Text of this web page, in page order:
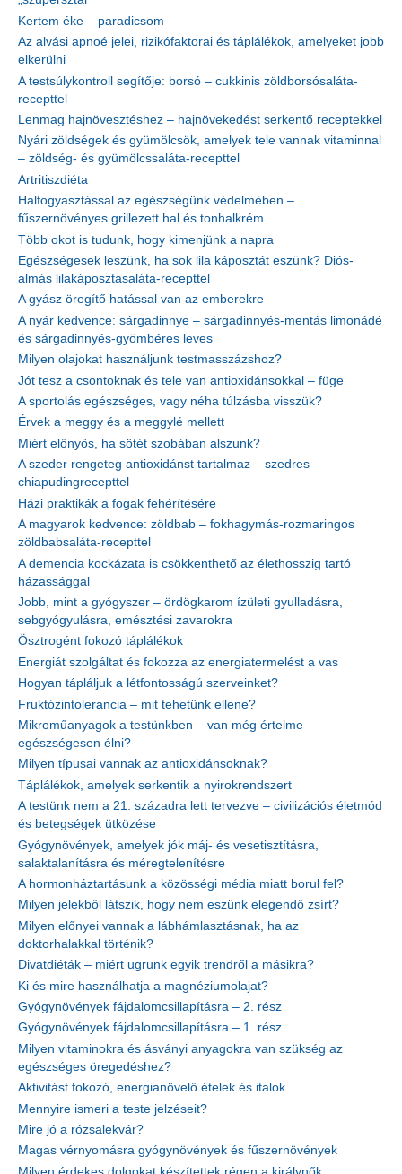
Kertem éke – paradicsom
Az alvási apnoé jelei, rizikófaktorai és táplálékok, amelyeket jobb
elkerülni
A testsúlykontroll segítője: borsó – cukkinis zöldborsósaláta-
recepttel
Lenmag hajnövesztéshez – hajnövekedést serkentő receptekkel
Nyári zöldségek és gyümölcsök, amelyek tele vannak vitaminnal
– zöldség- és gyümölcssaláta-recepttel
Artritiszdiéta
Halfogyasztással az egészségünk védelmében –
fűszernövényes grillezett hal és tonhalkrém
Több okot is tudunk, hogy kimenjünk a napra
Egészségesek leszünk, ha sok lila káposztát eszünk? Diós-
almás lilakáposztasaláta-recepttel
A gyász öregítő hatással van az emberekre
A nyár kedvence: sárgadinnye – sárgadinnyés-mentás limonádé
és sárgadinnyés-gyömbéres leves
Milyen olajokat használjunk testmasszázshoz?
Jót tesz a csontoknak és tele van antioxidánsokkal – füge
A sportolás egészséges, vagy néha túlzásba visszük?
Érvek a meggy és a meggylé mellett
Miért előnyös, ha sötét szobában alszunk?
A szeder rengeteg antioxidánst tartalmaz – szedres
chiapudingrecepttel
Házi praktikák a fogak fehérítésére
A magyarok kedvence: zöldbab – fokhagymás-rozmaringos
zöldbabsaláta-recepttel
A demencia kockázata is csökkenthető az élethosszig tartó
házassággal
Jobb, mint a gyógyszer – ördögkarom ízületi gyulladásra,
sebgyógyulásra, emésztési zavarokra
Ösztrogént fokozó táplálékok
Energiát szolgáltat és fokozza az energiatermelést a vas
Hogyan tápláljuk a létfontosságú szerveinket?
Fruktózintolerancia – mit tehetünk ellene?
Mikroműanyagok a testünkben – van még értelme
egészségesen élni?
Milyen típusai vannak az antioxidánsoknak?
Táplálékok, amelyek serkentik a nyirokrendszert
A testünk nem a 21. századra lett tervezve – civilizációs életmód
és betegségek ütközése
Gyógynövények, amelyek jók máj- és vesetisztításra,
salaktalanításra és méregtelenítésre
A hormonháztartásunk a közösségi média miatt borul fel?
Milyen jelekből látszik, hogy nem eszünk elegendő zsírt?
Milyen előnyei vannak a lábhámlasztásnak, ha az
doktorhalakkal történik?
Divatdiéták – miért ugrunk egyik trendről a másikra?
Ki és mire használhatja a magnéziumolajat?
Gyógynövények fájdalomcsillapításra – 2. rész
Gyógynövények fájdalomcsillapításra – 1. rész
Milyen vitaminokra és ásványi anyagokra van szükség az
egészséges öregedéshez?
Aktivitást fokozó, energianövelő ételek és italok
Mennyire ismeri a teste jelzéseit?
Mire jó a rózsalekvár?
Magas vérnyomásra gyógynövények és fűszernövények